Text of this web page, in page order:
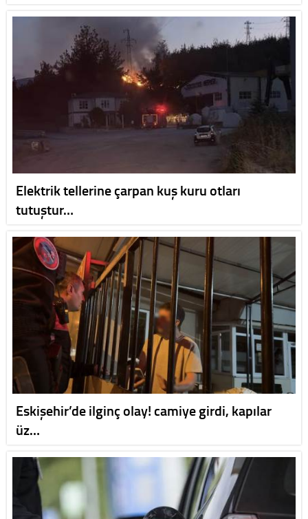
Elektrik tellerine çarpan kuş kuru otları
tutuştur…
Eskişehir’de ilginç olay! camiye girdi, kapılar
üz…